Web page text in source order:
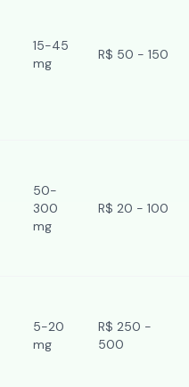
15-45
mg
R$ 50 - 150
50-
300
mg
R$ 20 - 100
5-20
mg
R$ 250 -
500